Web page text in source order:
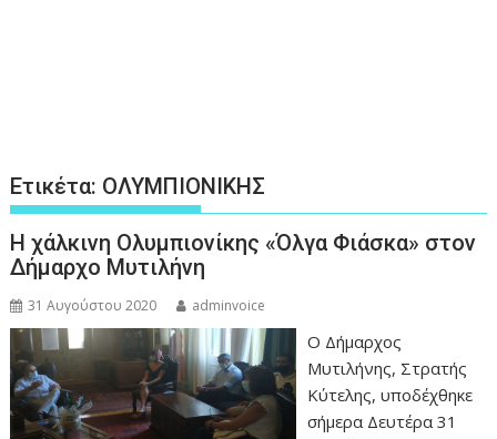
Ετικέτα: ΟΛΥΜΠΙΟΝΙΚΗΣ
Η χάλκινη Ολυμπιονίκης «Όλγα Φιάσκα» στον
Δήμαρχο Μυτιλήνη
31 Αυγούστου 2020 adminvoice
Ο Δήμαρχος
Μυτιλήνης, Στρατής
Κύτελης, υποδέχθηκε
σήμερα Δευτέρα 31